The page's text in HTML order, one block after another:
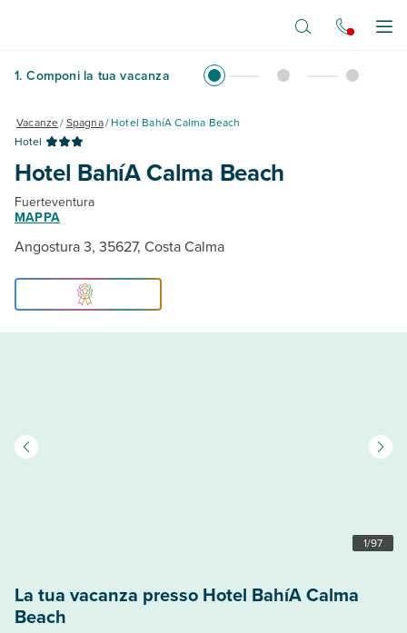
1. Componi la tua vacanza
Vacanze/Spagna/Hotel BahíA Calma Beach
Hotel
Hotel BahíA Calma Beach
Fuerteventura
MAPPA
Angostura 3, 35627, Costa Calma
1/97
La tua vacanza presso Hotel BahíA Calma
Beach